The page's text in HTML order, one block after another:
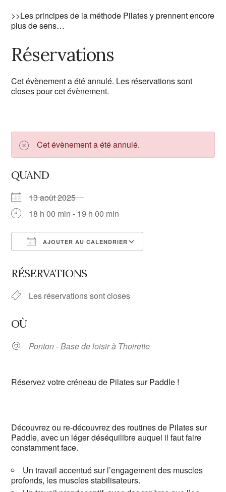
>>Les principes de la méthode Pilates y prennent encore
plus de sens…
Réservations
Cet évènement a été annulé. Les réservations sont
closes pour cet évènement.
Cet évènement a été annulé.
QUAND
13 août 2025
18 h 00 min - 19 h 00 min
AJOUTER AU CALENDRIER
RÉSERVATIONS
Les réservations sont closes
OÙ
Ponton - Base de loisir à Thoirette
Réservez votre créneau de Pilates sur Paddle !
Découvrez ou re-découvrez des routines de Pilates sur
Paddle, avec un léger déséquilibre auquel il faut faire
constamment face.
Un travail accentué sur l’engagement des muscles
profonds, les muscles stabilisateurs.